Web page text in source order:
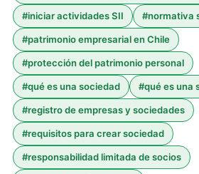
#iniciar actividades SII #normativa
#patrimonio empresarial en Chile
#protección del patrimonio personal
#qué es una sociedad #qué es una
#registro de empresas y sociedades
#requisitos para crear sociedad
#responsabilidad limitada de socios